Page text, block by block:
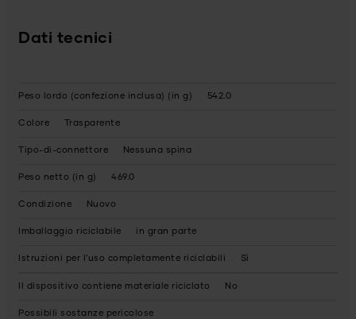
Dati tecnici
Peso lordo (confezione inclusa) (in g) 542.0
Colore Trasparente
Tipo-di-connettore Nessuna spina
Peso netto (in g) 469.0
Condizione Nuovo
Imballaggio riciclabile in gran parte
Istruzioni per l'uso completamente riciclabili Sì
Il dispositivo contiene materiale riciclato No
Possibili sostanze pericolose